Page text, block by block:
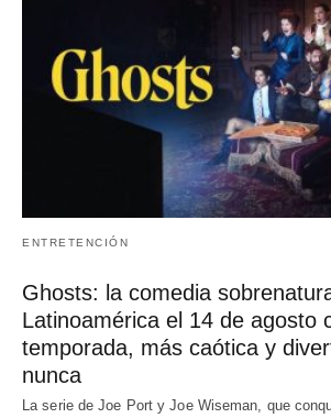
ENTRETENCIÓN
Ghosts: la comedia
Latinoamérica el 14 de agosto
temporada, más caótica y
nunca
La serie de Joe Port y Joe Wiseman, que